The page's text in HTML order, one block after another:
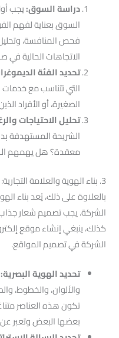
دراسة السوق:يجب
السوق بعناية لفهم
فحص المنافسة، وتحليل
الاتجاهات الحالية
تحديد الفئة
التي تتناسب مع
الصغيرة، أو الأفراد
تحليل الاحتياجات
الشريحة المستهدفة
معقدة؟ هل يهمهم
3. بناء الهوية والعلامة التجارية:
بالعلاوة على ذلك، يُعد بناء
الشركة. يجب تصميم شعار
كذلك، ينبغي إنشاء موقع
الشركة في تصميم المواقع.
تحديد الهوية البصرية:
والألوان، والخطوط،
تكون هذه العناصر
بعضها البعض وتعبر